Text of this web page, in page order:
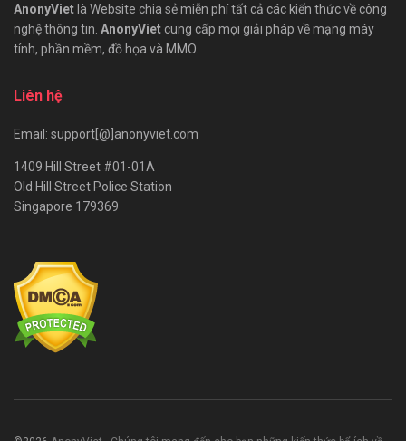
AnonyViet là Website chia sẻ miễn phí tất cả các kiến thức về công
nghệ thông tin. AnonyViet cung cấp mọi giải pháp về mạng máy
tính, phần mềm, đồ họa và MMO.
Liên hệ
Email: support[@]anonyviet.com
1409 Hill Street #01-01A
Old Hill Street Police Station
Singapore 179369